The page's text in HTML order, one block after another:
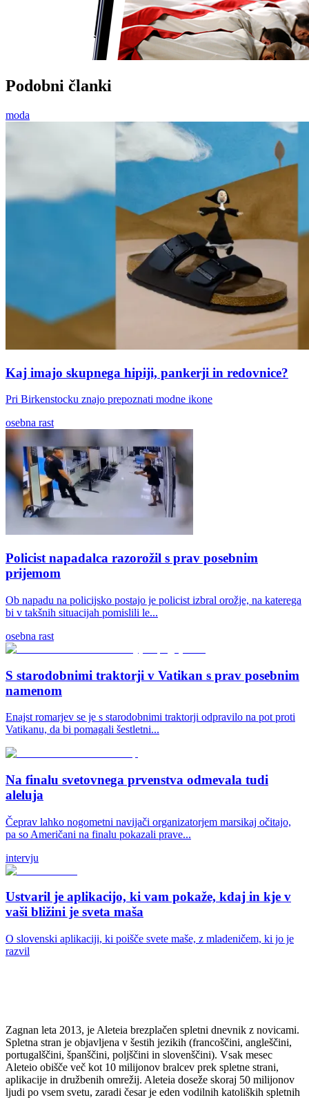
Podobni članki
moda
Kaj imajo skupnega hipiji, pankerji in redovnice?
Pri Birkenstocku znajo prepoznati modne ikone
osebna rast
Policist napadalca razorožil s prav posebnim
prijemom
Ob napadu na policijsko postajo je policist izbral orožje, na katerega
bi v takšnih situacijah pomislili le...
osebna rast
S starodobnimi traktorji v Vatikan s prav posebnim
namenom
Enajst romarjev se je s starodobnimi traktorji odpravilo na pot proti
Vatikanu, da bi pomagali šestletni...
Na finalu svetovnega prvenstva odmevala tudi
aleluja
Čeprav lahko nogometni navijači organizatorjem marsikaj očitajo,
pa so Američani na finalu pokazali prave...
intervju
Ustvaril je aplikacijo, ki vam pokaže, kdaj in kje v
vaši bližini je sveta maša
O slovenski aplikaciji, ki poišče svete maše, z mladeničem, ki jo je
razvil
Zagnan leta 2013, je Aleteia brezplačen spletni dnevnik z novicami.
Spletna stran je objavljena v šestih jezikih (francoščini, angleščini,
portugalščini, španščini, poljščini in slovenščini). Vsak mesec
Aleteio obišče več kot 10 milijonov bralcev prek spletne strani,
aplikacije in družbenih omrežij. Aleteia doseže skoraj 50 milijonov
ljudi po vsem svetu, zaradi česar je eden vodilnih katoliških spletnih